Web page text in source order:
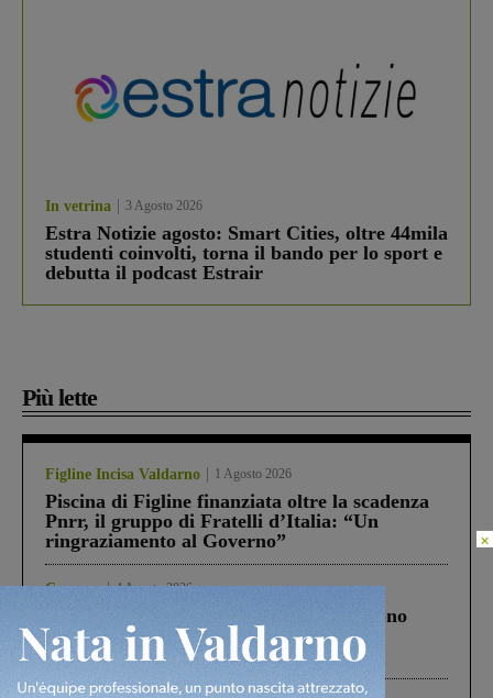
In vetrina 3 Agosto 2026
Estra Notizie agosto: Smart Cities, oltre 44mila
studenti coinvolti, torna il bando per lo sport e
debutta il podcast Estrair
Più lette
Figline Incisa Valdarno 1 Agosto 2026
Piscina di Figline finanziata oltre la scadenza
Pnrr, il gruppo di Fratelli d’Italia: “Un
ringraziamento al Governo”
Cronaca 4 Agosto 2026
Un anno fa la strage in A1 in cui morirono
Gianni, Giulia e Franco. Lo schianto, il
processo, lo stop ai sorpassi fra tir....
×